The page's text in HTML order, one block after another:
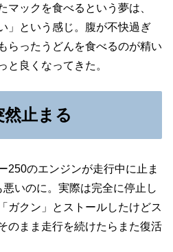
マックを食べるという夢は、
」という感じ。腹が不快過ぎ
らったうどんを食べるのが精い
と良くなってきた。
止まる
250のエンジンが走行中に止ま
いのに。実際は完全に停止し
ガクン」とストールしたけどス
のまま走行を続けたらまた復活